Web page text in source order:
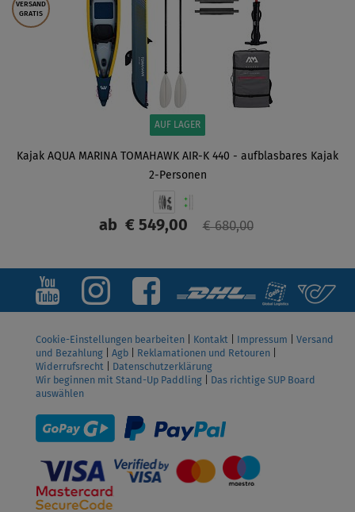
VERSAND
GRATIS
AUF LAGER
Kajak AQUA MARINA TOMAHAWK AIR-K 440 - aufblasbares Kajak
2-Personen
ab€ 549,00 € 680,00
ANZEIGEN
Cookie-Einstellungen bearbeiten Kontakt Impressum
Versand
und Bezahlung
Agb Reklamationen und Retouren
Widerrufsrecht
Datenschutzerklärung
Wir beginnen mit Stand-Up Paddling
Das richtige SUP Board
auswählen